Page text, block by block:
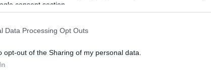
consent section.
Data Processing Opt Outs
opt-out of the Sharing of my personal data.
Incendio Gallura